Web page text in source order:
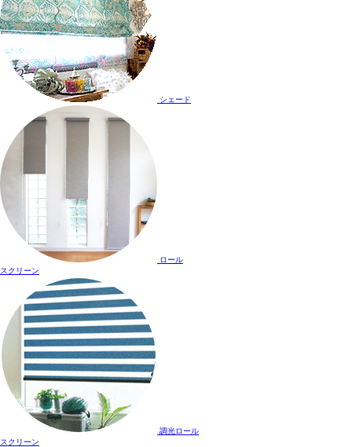
シェード
ロール
スクリーン
調光ロール
スクリーン